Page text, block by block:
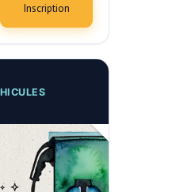
Inscription